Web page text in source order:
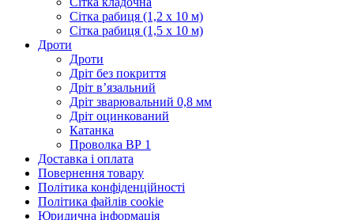
Сітка рабиця (1,2 x 10 м)
Сітка рабиця (1,5 x 10 м)
Дроти
Дроти
Дріт без покриття
Дріт в’язальний
Дріт зварювальний 0,8 мм
Дріт оцинкований
Катанка
Проволка ВР 1
Доставка і оплата
Повернення товару
Політика конфіденційності
Політика файлів cookie
Юридична інформація